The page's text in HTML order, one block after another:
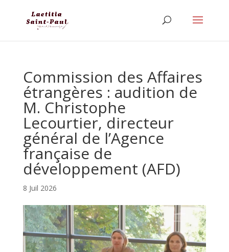
Commission des Affaires
étrangères : audition de
M. Christophe
Lecourtier, directeur
général de l’Agence
française de
développement (AFD)
8 Juil 2026